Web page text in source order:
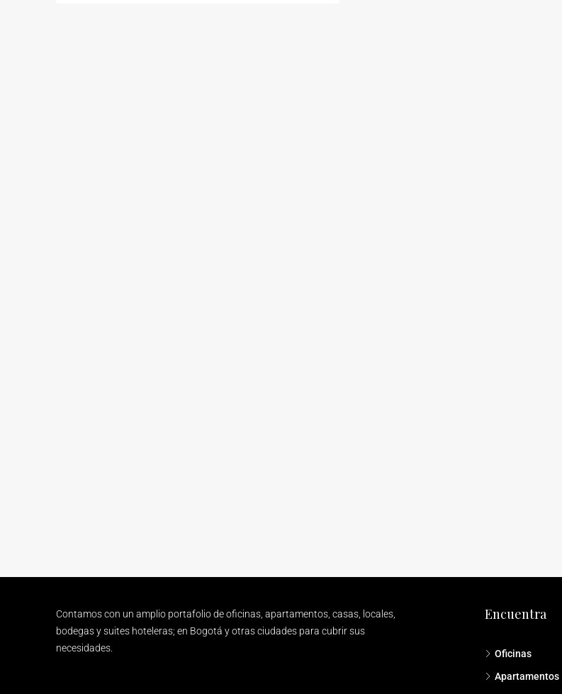
Contamos con un amplio portafolio de oficinas, apartamentos, casas, locales,
bodegas y suites hoteleras; en Bogotá y otras ciudades para cubrir sus
necesidades.
Encuentra
Oficinas
Apartamentos